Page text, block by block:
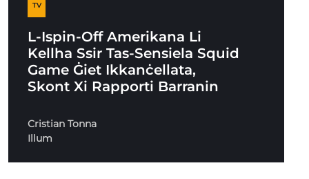
TV
L-Ispin-Off Amerikana Li
Kellha Ssir Tas-Sensiela Squid
Game Ġiet Ikkanċellata,
Skont Xi Rapporti Barranin
Cristian Tonna
Illum